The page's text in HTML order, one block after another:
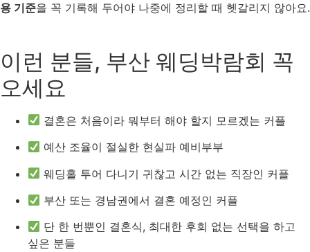
용 기준을 꼭 기록해 두어야 나중에 정리할 때 헷갈리지 않아요.
이런 분들, 부산 웨딩박람회 꼭
오세요
결혼은 처음이라 뭐부터 해야 할지 모르겠는 커플
예산 조율이 절실한 현실파 예비부부
웨딩홀 투어 다니기 귀찮고 시간 없는 직장인 커플
부산 또는 경남권에서 결혼 예정인 커플
단 한 번뿐인 결혼식, 최대한 후회 없는 선택을 하고
싶은 분들